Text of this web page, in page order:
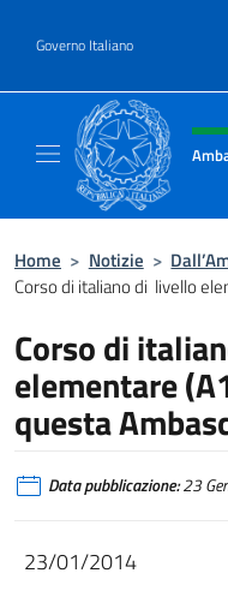
Governo Italiano
Intestazione
Home > Notizie >
Corso di italiano di livello
Corso di
elementare
questa
Data pubblicazione:23
23/01/2014